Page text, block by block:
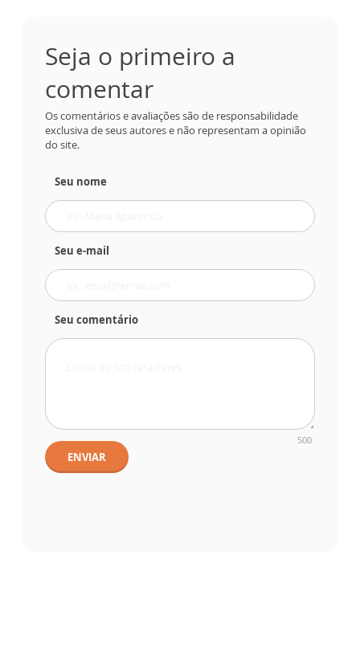
Seja o primeiro a
comentar
Os comentários e avaliações são de responsabilidade
exclusiva de seus autores e não representam a opinião
do site.
Seu nome
Seu e-mail
Seu comentário
500
ENVIAR